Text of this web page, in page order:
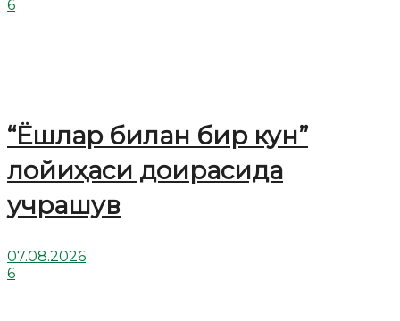
6
“Ёшлар билан бир кун”
лойиҳаси доирасида
учрашув
07.08.2026
6